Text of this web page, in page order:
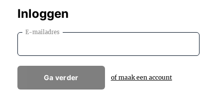
Inloggen
E-mailadres
Ga verder of maak een account